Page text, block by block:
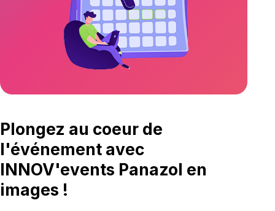
Plongez au coeur de
l'événement avec
INNOV'events Panazol en
images !